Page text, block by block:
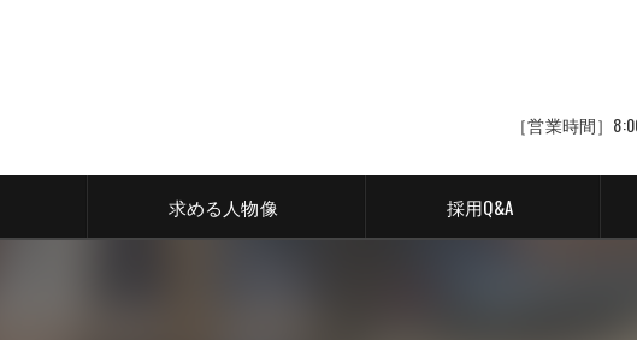
［営業時間］
求める人物像 採用Q&A